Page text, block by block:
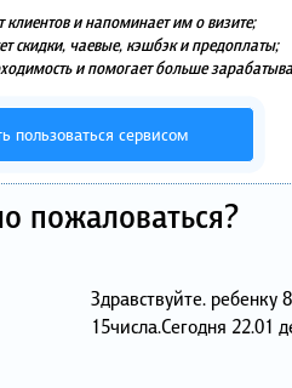
клиентов и напоминает им о визите;
скидки, чаевые, кэшбэк и предоплаты;
и помогает больше
пользоваться сервисом
пожаловаться?
Здравствуйте. ребенку
15числа.Сегодня 22.01